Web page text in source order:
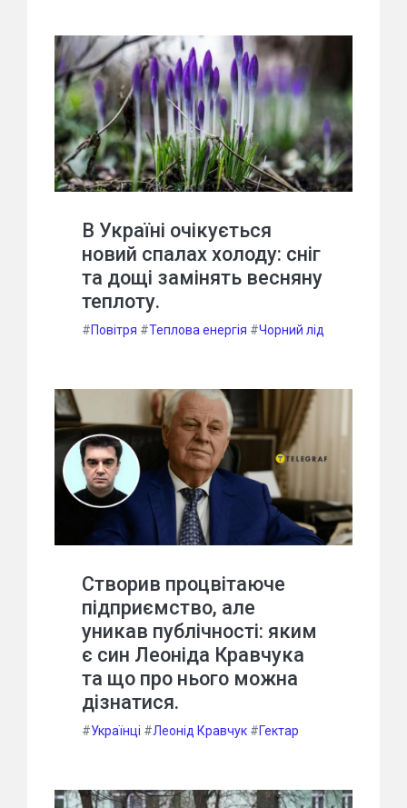
В Україні очікується
новий спалах холоду: сніг
та дощі замінять весняну
теплоту.
#Повітря #Теплова енергія #Чорний лід
Створив процвітаюче
підприємство, але
уникав публічності: яким
є син Леоніда Кравчука
та що про нього можна
дізнатися.
#Українці #Леонід Кравчук #Гектар